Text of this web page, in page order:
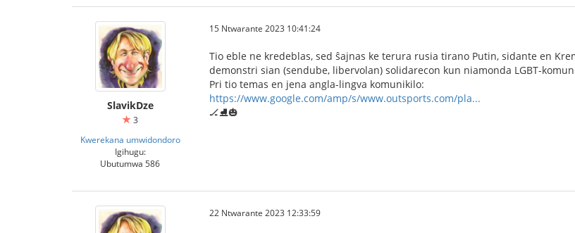
SlavikDze
3
Kwerekana umwidondoro
Igihugu:
Ubutumwa 586
15 Ntwarante 2023 10:41:24
Tio eble ne kredeblas, sed ŝajnas ke terura rusia tirano Putin, sidante en
demonstri sian (sendube, libervolan) solidarecon kun niamonda LGBT-
Pri tio temas en jena angla-lingva komunikilo:
https://www.google.com/amp/s/www.outsports.com/pla...
🏒⛸️🎃
22 Ntwarante 2023 12:33:59